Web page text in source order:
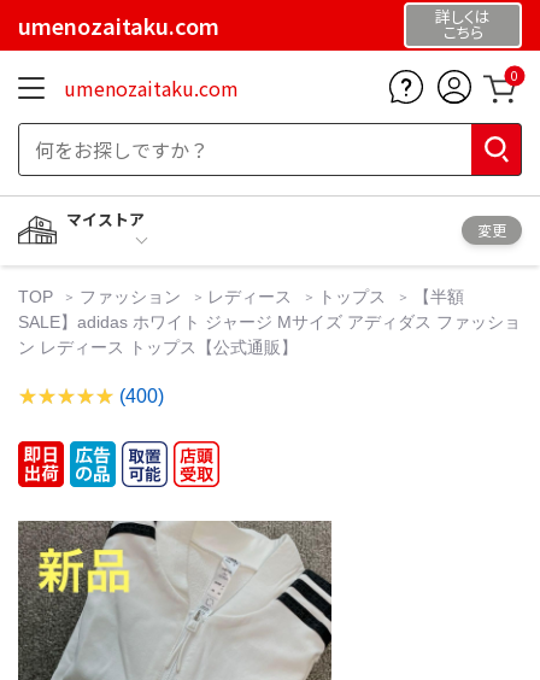
umenozaitaku.com 詳しくは
こちら
umenozaitaku.com 0
マイストア
変更
TOP ファッション レディース トップス
【半額
SALE】adidas ホワイト ジャージ Mサイズ アディダス ファッショ
ン レディース トップス【公式通販】
(400)